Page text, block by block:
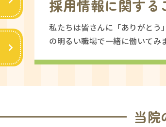
採用情報に関する
私たちは皆さんに「ありがとう
の明るい職場で一緒に働いてみ
当院